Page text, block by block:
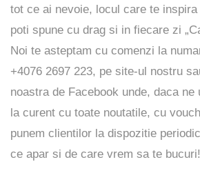
tot ce ai nevoie, locul care te
poti spune cu drag si in fiecare zi
Noi te asteptam cu comenzi la
+4076 2697 223, pe site-ul nostru
noastra de Facebook unde, daca
la curent cu toate noutatile, cu
punem clientilor la dispozitie
ce apar si de care vrem sa te bucuri!